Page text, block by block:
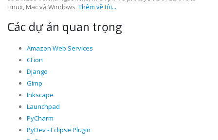
Linux, Mac và Windows. Thêm về tôi...
Các dự án quan trọng
Amazon Web Services
CLion
Django
Gimp
Inkscape
Launchpad
PyCharm
PyDev - Eclipse Plugin